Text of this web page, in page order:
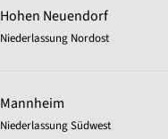
Hohen Neuendorf
Niederlassung Nordost
Mannheim
Niederlassung Südwest